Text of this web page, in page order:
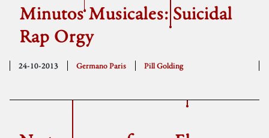
Minutos Musicales: Suicidal
Rap Orgy
24-10-2013 Germano Paris Pill Golding